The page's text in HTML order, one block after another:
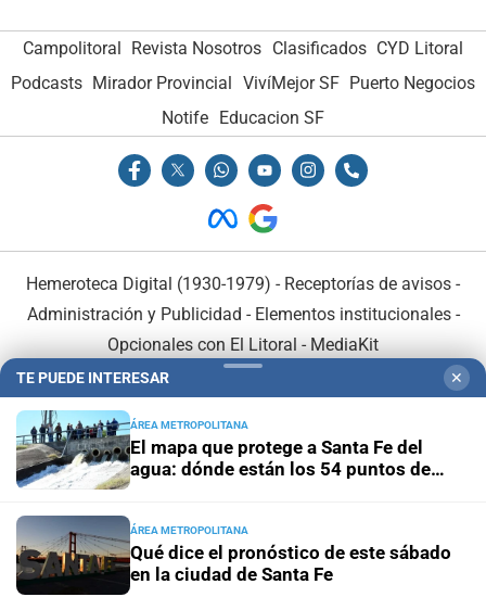
Campolitoral Revista Nosotros Clasificados CYD Litoral
Podcasts Mirador Provincial VivíMejor SF Puerto Negocios
Notife Educacion SF
Hemeroteca Digital (1930-1979) - Receptorías de avisos -
Administración y Publicidad - Elementos institucionales-
Opcionales con El Litoral - MediaKit
En Asociación con:
TE PUEDE INTERESAR ✕
ÁREA METROPOLITANA
El mapa que protege a Santa Fe del
agua: dónde están los 54 puntos de
ÁREA METROPOLITANA
Qué dice el pronóstico de este sábado
en la ciudad de Santa Fe